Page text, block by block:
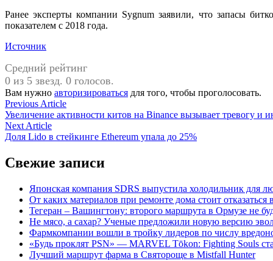
Ранее эксперты компании Sygnum заявили, что запасы
показателем с 2018 года.
Источник
Средний рейтинг
0 из 5 звезд. 0 голосов.
Вам нужно авторизироваться для того, чтобы проголосовать.
Навигация
по
записям
Previous ArticlePrevious
article:
Увеличение активности китов на Binance вызывает тревогу и
Next ArticleNext
article:
Доля Lido в стейкинге Ethereum упала до 25%
Свежие записи
Японская компания SDRS выпустила холодильник для
От каких материалов при ремонте дома стоит отказаться
Тегеран – Вашингтону: второго маршрута в Ормузе не
Не мясо, а сахар? Ученые предложили новую версию
Фармкомпании вошли в тройку лидеров по числу
«Будь проклят PSN» — MARVEL Tōkon: Fighting Souls
Лучший маршрут фарма в Святороще в Mistfall Hunter